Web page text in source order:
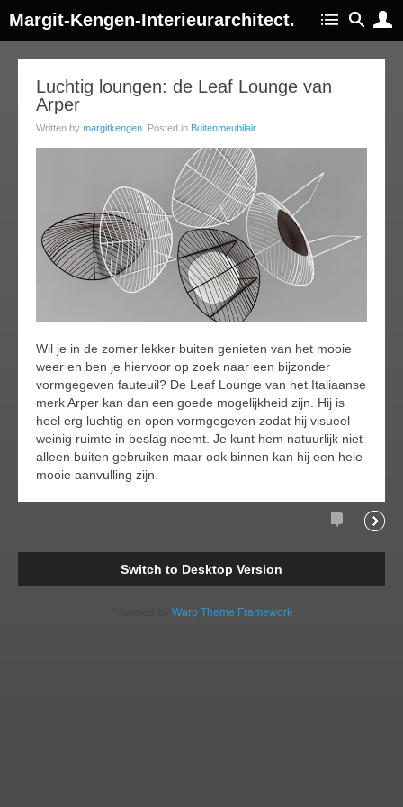
Margit-Kengen-Interieurarchitect.
Luchtig loungen: de Leaf Lounge van
Arper
Written by margitkengen . Posted in Buitenmeubilair
Wil je in de zomer lekker buiten genieten van het mooie
weer en ben je hiervoor op zoek naar een bijzonder
vormgegeven fauteuil? De Leaf Lounge van het Italiaanse
merk Arper kan dan een goede mogelijkheid zijn. Hij is
heel erg luchtig en open vormgegeven zodat hij visueel
weinig ruimte in beslag neemt. Je kunt hem natuurlijk niet
alleen buiten gebruiken maar ook binnen kan hij een hele
mooie aanvulling zijn.
Comments
Switch to Desktop Version
Warp Theme Framework